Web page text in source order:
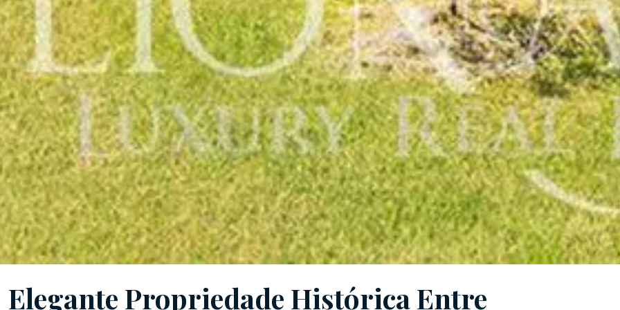
Elegante Propriedade Histórica Entre